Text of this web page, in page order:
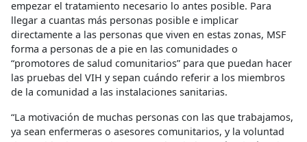
empezar el tratamiento necesario lo antes posible. Para
llegar a cuantas más personas posible e implicar
directamente a las personas que viven en estas zonas, MSF
forma a personas de a pie en las comunidades o
“promotores de salud comunitarios” para que puedan hacer
las pruebas del VIH y sepan cuándo referir a los miembros
de la comunidad a las instalaciones sanitarias.
“La motivación de muchas personas con las que trabajamos,
ya sean enfermeras o asesores comunitarios, y la voluntad